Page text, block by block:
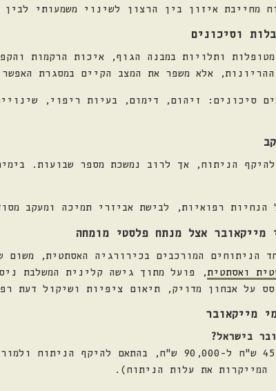
מחייבת איזון בין הרצון לשינוי משמעותי
וסיכונים
ותלויות במבנה הגוף, איכות הרקמות
אלא משפר את המצב הקיים במסגרת
סיכונים: זיהום, דימום, בעיות ריפוי,
הניתוח, אך לרוב נמשכת מספר שבועות.
הנחיות רפואיות, לבישת אביזרי תמיכה ומעקב
מייקאובר אצל מנתח פלסטי מומחה
הניתוחים המורכבים בכירורגיה האסתטית,
ואסתטית , פועל מתוך גישה קלינית המשלבת
על אבחון מדויק, תיאום ציפיות ושיקול דעת
מייקאובר
בישראל?
בדרך כלל בין כ-45,000 ש"ח ל-90,000 ש"ח,
המייקרות את עלות הניתוח).